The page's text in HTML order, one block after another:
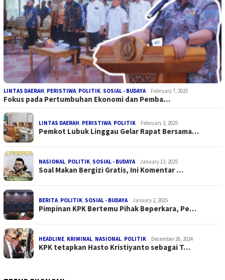
LINTAS DAERAH, PERISTIWA, POLITIK, SOSIAL - BUDAYA February 7, 2025
Fokus pada Pertumbuhan Ekonomi dan Pemba…
LINTAS DAERAH, PERISTIWA, POLITIK February 3, 2025
Pemkot Lubuk Linggau Gelar Rapat Bersama…
NASIONAL, POLITIK, SOSIAL - BUDAYA January 13, 2025
Soal Makan Bergizi Gratis, Ini Komentar …
BERITA, POLITIK, SOSIAL - BUDAYA January 2, 2025
Pimpinan KPK Bertemu Pihak Beperkara, Pe…
HEADLINE, KRIMINAL, NASIONAL, POLITIK December 26, 2024
KPK tetapkan Hasto Kristiyanto sebagai T…